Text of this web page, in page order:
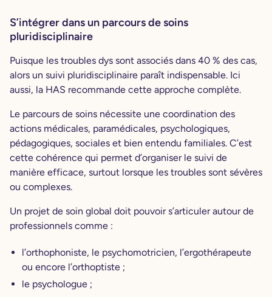
S’intégrer dans un parcours de soins
pluridisciplinaire
Puisque les troubles dys sont associés dans 40 % des cas,
alors un suivi pluridisciplinaire paraît indispensable. Ici
aussi, la HAS recommande cette approche complète.
Le parcours de soins nécessite une coordination des
actions médicales, paramédicales, psychologiques,
pédagogiques, sociales et bien entendu familiales. C’est
cette cohérence qui permet d’organiser le suivi de
manière efficace, surtout lorsque les troubles sont sévères
ou complexes.
Un projet de soin global doit pouvoir s’articuler autour de
professionnels comme :
l’orthophoniste, le psychomotricien, l’ergothérapeute
ou encore l’orthoptiste ;
le psychologue ;